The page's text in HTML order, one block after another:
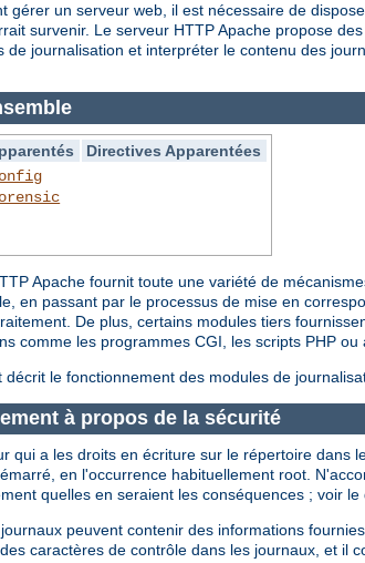
gérer un serveur web, il est nécessaire de
survenir. Le serveur HTTP Apache propose
de journalisation et interpréter le contenu des
Directives Apparentées
Apache fournit toute une variété de
en passant par le processus de mise en
De plus, certains modules tiers
comme les programmes CGI, les scripts PHP
décrit le fonctionnement des modules de
à propos de la sécurité
qui a les droits en écriture sur le répertoire dans
en l'occurrence habituellement root.
quelles en seraient les conséquences ; voir le
peuvent contenir des informations
caractères de contrôle dans les journaux, et il